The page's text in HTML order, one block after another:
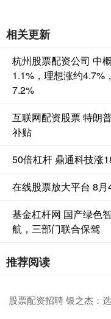
相关更新
杭州股票配资公司 中
1.1%，理想涨约4.7%
7.2%
互联网配资股票 特朗
补贴
50倍杠杆 鼎通科技涨
在线股票放大平台 8
基金杠杆网 国产绿色
航，三部门联合保驾
推荐阅读
股票配资招聘 银之杰：